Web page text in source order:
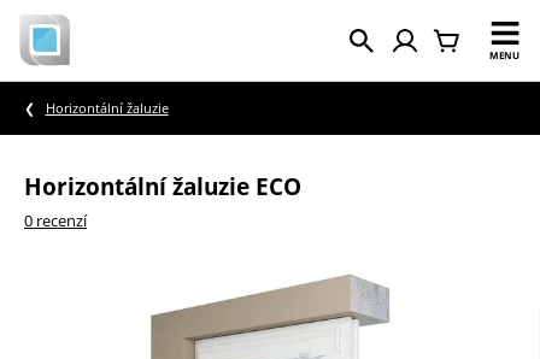
MENU
Horizontální žaluzie
Horizontální žaluzie ECO
0 recenzí